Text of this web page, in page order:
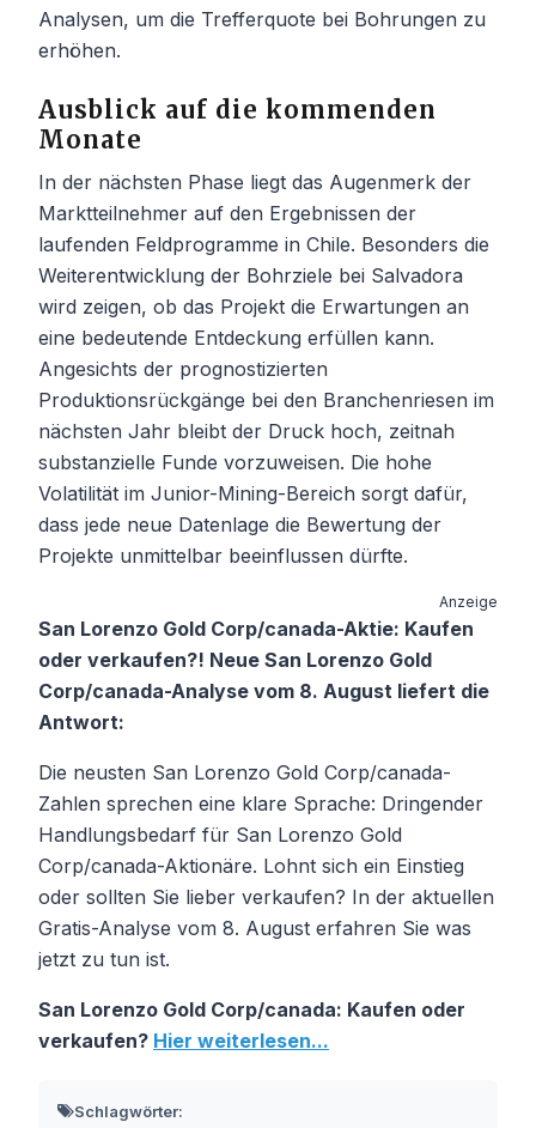
Analysen, um die Trefferquote bei Bohrungen zu
erhöhen.
Ausblick auf die kommenden
Monate
In der nächsten Phase liegt das Augenmerk der
Marktteilnehmer auf den Ergebnissen der
laufenden Feldprogramme in Chile. Besonders die
Weiterentwicklung der Bohrziele bei Salvadora
wird zeigen, ob das Projekt die Erwartungen an
eine bedeutende Entdeckung erfüllen kann.
Angesichts der prognostizierten
Produktionsrückgänge bei den Branchenriesen im
nächsten Jahr bleibt der Druck hoch, zeitnah
substanzielle Funde vorzuweisen. Die hohe
Volatilität im Junior-Mining-Bereich sorgt dafür,
dass jede neue Datenlage die Bewertung der
Projekte unmittelbar beeinflussen dürfte.
Anzeige
San Lorenzo Gold Corp/canada-Aktie: Kaufen
oder verkaufen?! Neue San Lorenzo Gold
Corp/canada-Analyse vom 8. August liefert die
Antwort:
Die neusten San Lorenzo Gold Corp/canada-
Zahlen sprechen eine klare Sprache: Dringender
Handlungsbedarf für San Lorenzo Gold
Corp/canada-Aktionäre. Lohnt sich ein Einstieg
oder sollten Sie lieber verkaufen? In der aktuellen
Gratis-Analyse vom 8. August erfahren Sie was
jetzt zu tun ist.
San Lorenzo Gold Corp/canada: Kaufen oder
verkaufen? Hier weiterlesen...
Schlagwörter: